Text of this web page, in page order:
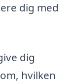
dig med
dig
hvilken